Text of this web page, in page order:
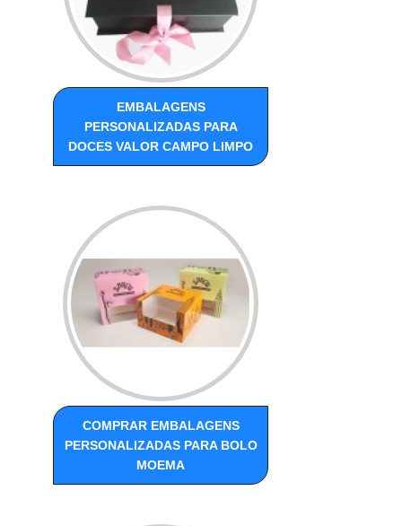
EMBALAGENS
PERSONALIZADAS PARA
DOCES VALOR CAMPO LIMPO
COMPRAR EMBALAGENS
PERSONALIZADAS PARA BOLO
MOEMA